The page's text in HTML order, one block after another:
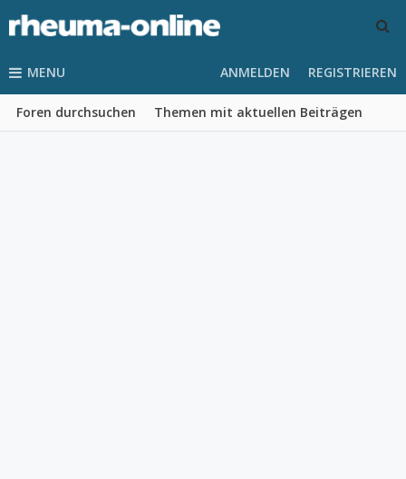
MENU
Foren durchsuchen Themen mit aktuellen Beiträgen
ANMELDEN REGISTRIEREN